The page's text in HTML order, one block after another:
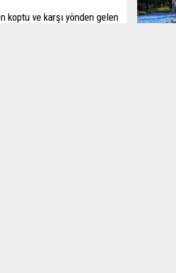
koptu ve karşı yönden gelen